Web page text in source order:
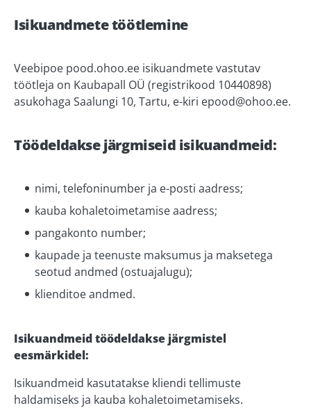
Isikuandmete töötlemine
Veebipoe pood.ohoo.ee isikuandmete vastutav
töötleja on Kaubapall OÜ (registrikood 10440898)
asukohaga Saalungi 10, Tartu, e-kiri epood@ohoo.ee.
Töödeldakse järgmiseid isikuandmeid:
nimi, telefoninumber ja e-posti aadress;
kauba kohaletoimetamise aadress;
pangakonto number;
kaupade ja teenuste maksumus ja maksetega
seotud andmed (ostuajalugu);
klienditoe andmed.
Isikuandmeid töödeldakse järgmistel
eesmärkidel:
Isikuandmeid kasutatakse kliendi tellimuste
haldamiseks ja kauba kohaletoimetamiseks.